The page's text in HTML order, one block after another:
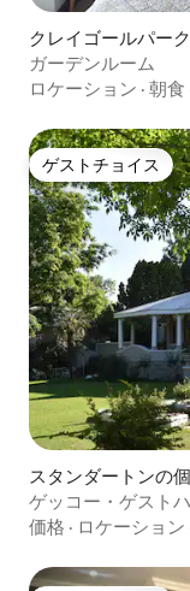
クレイゴールパー
ガーデンルーム
ロケーション · 朝食
ゲストチョイス
ゲストチョイス
スタンダートンの
ゲッコー・ゲスト
価格 · ロケーション